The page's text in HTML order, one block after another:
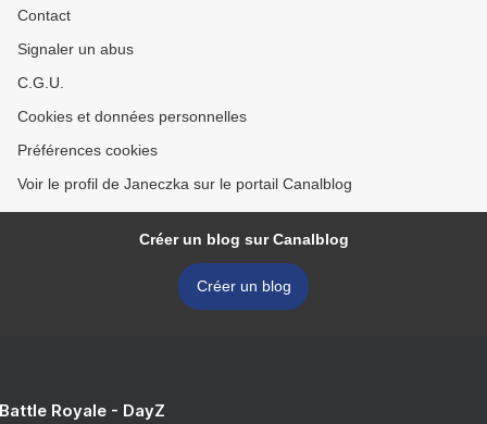
Contact
Signaler un abus
C.G.U.
Cookies et données personnelles
Préférences cookies
Voir le profil de Janeczka sur le portail Canalblog
Créer un blog sur Canalblog
Créer un blog
Royale - DayZ